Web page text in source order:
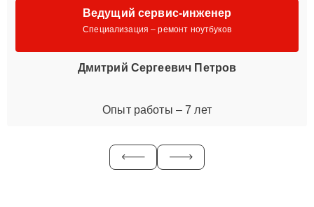
Ведущий сервис-инженер
Специализация – ремонт ноутбуков
Дмитрий Сергеевич Петров
Опыт работы – 7 лет